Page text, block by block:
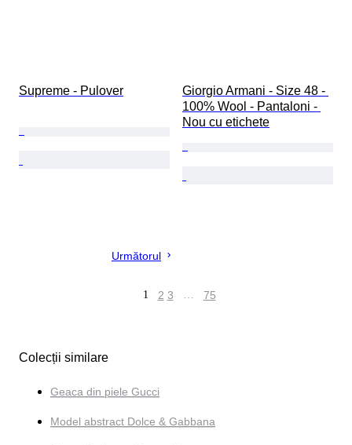
Supreme - Pulover
Giorgio Armani - Size 48 -
100% Wool - Pantaloni -
Nou cu etichete
Următorul
1 2 3 … 75
Colecții similare
Geaca din piele Gucci
Model abstract Dolce & Gabbana